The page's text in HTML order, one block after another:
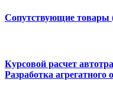
Сопутствующие товары
Курсовой расчет
Разработка агрегатного